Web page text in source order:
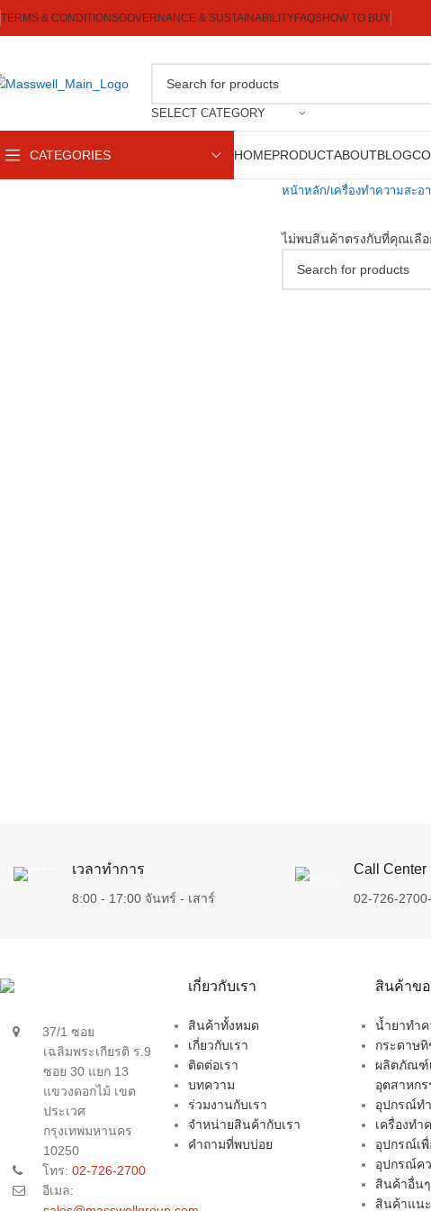
TERMS & CONDITIONSGOVERNANCE & SUSTAINABILITYFAQSHOW TO BUY
SELECT CATEGORY
CATEGORIES HOMEPRODUCTABOUTBLOG
หน้าหลัก เครื่องทำความสะอ
ไม่พบสินค้าตรงกับที่คุณเลือ
เวลาทำการ
8:00 - 17:00 จันทร์ - เสาร์
Call Center
02-726-
37/1 ซอย
เฉลิมพระเกียรติ ร.9
ซอย 30 แยก 13
แขวงดอกไม้ เขต
ประเวศ
กรุงเทพมหานคร
10250
โทร: 02-726-2700
อีเมล:
เกี่ยวกับเรา
สินค้าทั้งหมด
เกี่ยวกับเรา
ติดต่อเรา
บทความ
ร่วมงานกับเรา
จำหน่ายสินค้ากับเรา
คำถามที่พบบ่อย
สินค้าขอ
น้ำยาทำ
กระดาษ
ผลิตภัณฑ์
อุตสาหกร
อุปกรณ์ท
เครื่องทำ
อุปกรณ์เ
อุปกรณ์ค
สินค้าอื่นๆ
สินค้าแน